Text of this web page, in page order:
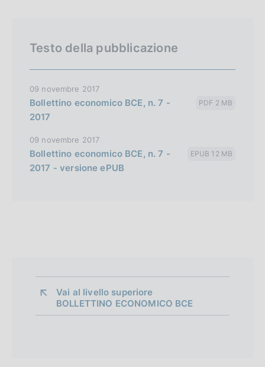
Testo della pubblicazione
09 novembre 2017
Bollettino economico BCE, n. 7 -
2017
PDF 2 MB
09 novembre 2017
Bollettino economico BCE, n. 7 -
2017 - versione ePUB
EPUB 12 MB
Vai al livello superiore
BOLLETTINO ECONOMICO BCE